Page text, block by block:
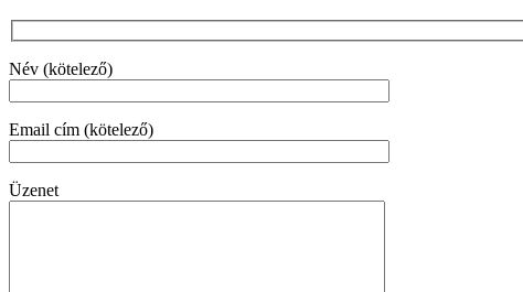
Név (kötelező)
Email cím (kötelező)
Üzenet